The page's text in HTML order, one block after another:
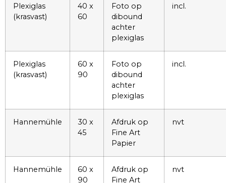
Plexiglas
(krasvast)
40 x
60
Foto op
dibound
achter
plexiglas
incl.
Plexiglas
(krasvast)
60 x
90
Foto op
dibound
achter
plexiglas
incl.
Hannemühle
30 x
45
Afdruk op
Fine Art
Papier
nvt
Hannemühle
60 x
90
Afdruk op
Fine Art
nvt